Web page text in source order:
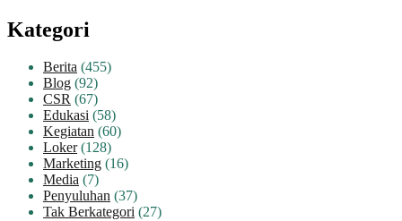
Kategori
Berita (455)
Blog (92)
CSR (67)
Edukasi (58)
Kegiatan (60)
Loker(128)
Marketing (16)
Media (7)
Penyuluhan (37)
Tak Berkategori (27)